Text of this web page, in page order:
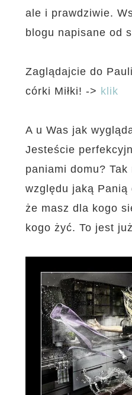
ale i prawdziwie.
blogu napisane od
Zaglądajcie do
córki Miłki! -> klik
A u Was jak
Jesteście
paniami domu?
względu jaką Panią
że masz dla kogo
kogo żyć. To jest